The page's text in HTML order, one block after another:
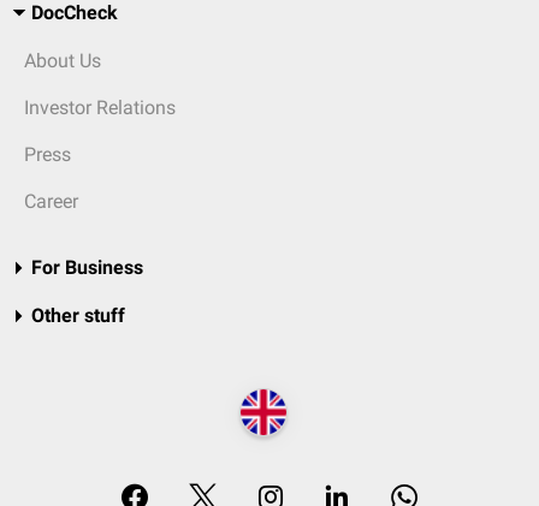
DocCheck
About Us
Investor Relations
Press
Career
For Business
Other stuff